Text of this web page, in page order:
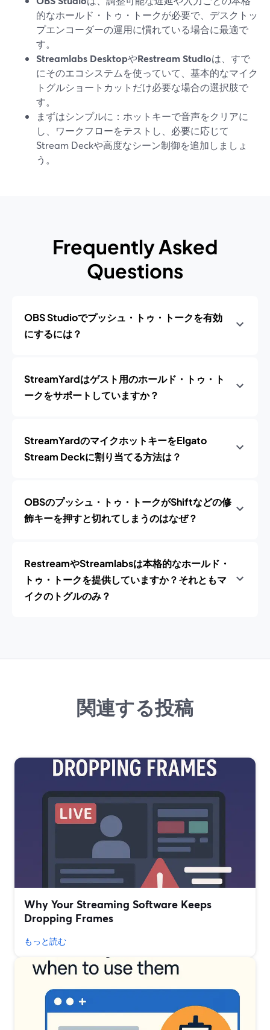
的なホールド・トゥ・トークが必要で、デスクトッ
プエンコーダーの運用に慣れている場合に最適で
す。
Streamlabs DesktopやRestream Studioは、すで
にそのエコシステムを使っていて、基本的なマイク
トグルショートカットだけ必要な場合の選択肢で
す。
まずはシンプルに：ホットキーで音声をクリアに
し、ワークフローをテストし、必要に応じて
Stream Deckや高度なシーン制御を追加しましょ
う。
Frequently Asked
Questions
OBS Studioでプッシュ・トゥ・トークを有効
にするには？
StreamYardはゲスト用のホールド・トゥ・ト
ークをサポートしていますか？
StreamYardのマイクホットキーをElgato
Stream Deckに割り当てる方法は？
OBSのプッシュ・トゥ・トークがShiftなどの修
飾キーを押すと切れてしまうのはなぜ？
RestreamやStreamlabsは本格的なホールド・
トゥ・トークを提供していますか？それともマ
イクのトグルのみ？
関連する投稿
Why Your Streaming Software Keeps
Dropping Frames
もっと読む